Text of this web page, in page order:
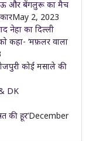
और बेंगलुरू का मैच
May 2, 2023
नेहा का दिल्ली
कहा- ‘मफ़लर वाला
कोई मसाले की
DK
की हूर’December